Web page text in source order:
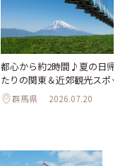
都心から約2時間♪夏の日帰
たりの関東＆近郊観光スポッ
群馬県 2026.07.20